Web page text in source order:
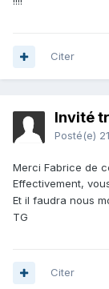
Citer
Invité
Posté(e)
Merci Fabrice de
Effectivement,
Et il faudra nous
TG
Citer